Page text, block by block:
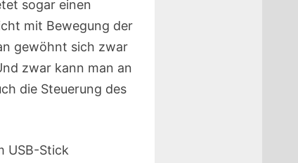
sogar einen
mit Bewegung der
gewöhnt sich zwar
zwar kann man an
die Steuerung des
USB-Stick